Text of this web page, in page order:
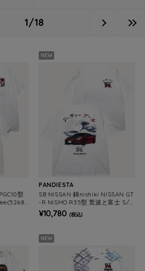
1/18
型
NEW
PANDIESTA
SB NISSAN 錦nishiki NISSAN GT
-R NISMO R35型 荒波と富士 S/S
Tee (526860 MENS/WOMENS)
¥10,780 (税込)
NEW